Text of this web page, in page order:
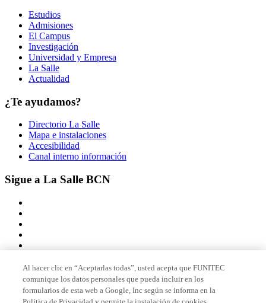
Estudios
Admisiones
El Campus
Investigación
Universidad y Empresa
La Salle
Actualidad
¿Te ayudamos?
Directorio La Salle
Mapa e instalaciones
Accesibilidad
Canal interno información
Sigue a La Salle BCN
Miembro de
Al hacer clic en “Aceptarlas todas”, usted acepta que FUNITEC
comunique los datos personales que pueda incluir en los
formularios de esta web a Google, Inc según se informa en la